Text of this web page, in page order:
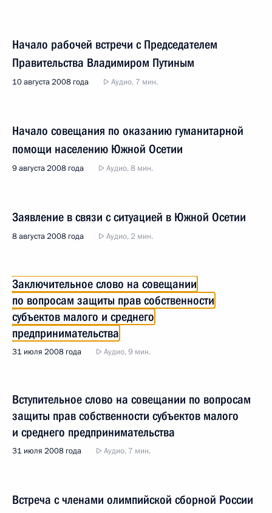
Начало рабочей встречи с Председателем
Правительства Владимиром Путиным
10 августа 2008 года Аудио, 7 мин.
Начало совещания по оказанию гуманитарной
помощи населению Южной Осетии
9 августа 2008 года Аудио, 8 мин.
Заявление в связи с ситуацией в Южной Осетии
8 августа 2008 года Аудио, 2 мин.
Заключительное слово на совещании
по вопросам защиты прав собственности
субъектов малого и среднего
предпринимательства
31 июля 2008 года Аудио, 9 мин.
Вступительное слово на совещании по вопросам
защиты прав собственности субъектов малого
и среднего предпринимательства
31 июля 2008 года Аудио, 7 мин.
Встреча с членами олимпийской сборной России